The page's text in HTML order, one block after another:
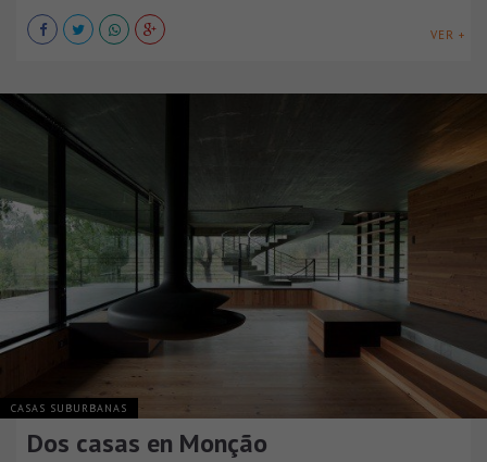
VER +
CASAS SUBURBANAS
Dos casas en Monção